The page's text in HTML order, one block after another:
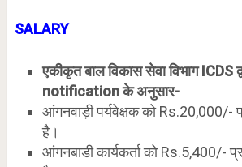
SALARY
एकीकृत बाल विकास सेवा विभाग ICDS
notification के अनुसार-
आंगनवाड़ी पर्यवेक्षक को Rs.20,000/-
है।
आंगनबाडी कार्यकर्ता को Rs.5,400/-